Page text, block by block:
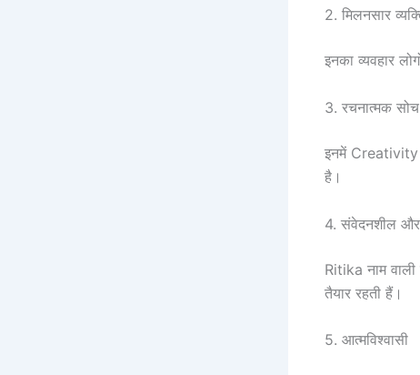
2. मिलनसार
इनका व्यवहार
3. रचनात्मक सोच
इनमें Creativity
है।
4. संवेदनशील
Ritika नाम
तैयार रहती हैं।
5. आत्मविश्वासी